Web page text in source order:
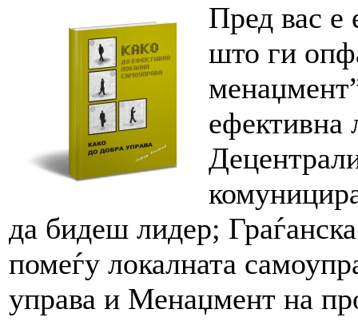
Пред вас е
што ги
ефективна
да бидеш лидер;
помеѓу локалната
управа и Менаџмент на